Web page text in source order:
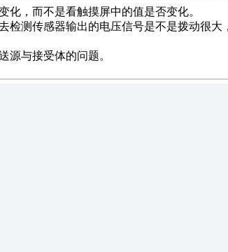
化，而不是看触摸屏中的值是否变化。
检测传感器输出的电压信号是不是拨动很
源与接受体的问题。